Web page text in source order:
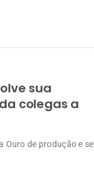
sua
colegas a
Ouro de produção e se